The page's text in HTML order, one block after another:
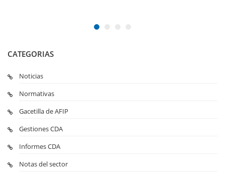
CATEGORIAS
Noticias
Normativas
Gacetilla de AFIP
Gestiones CDA
Informes CDA
Notas del sector